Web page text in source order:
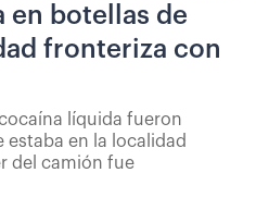
en botellas de
fronteriza con
líquida fueron
estaba en la localidad
del camión fue